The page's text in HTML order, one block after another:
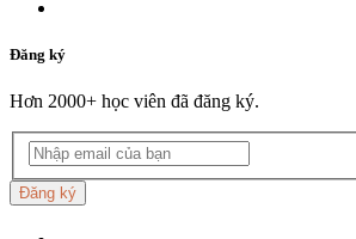
Đăng ký
Hơn 2000+ học viên đã đăng ký.
Đăng ký